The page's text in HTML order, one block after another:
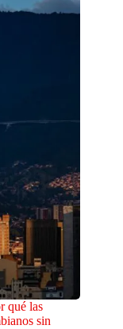
qué las
sin